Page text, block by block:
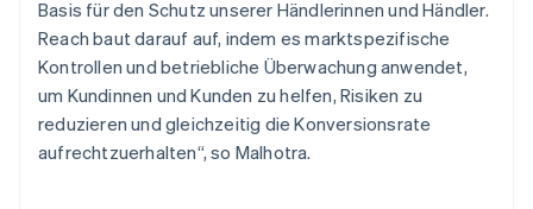
Basis für den Schutz unserer Händlerinnen und Händler.
Reach baut darauf auf, indem es marktspezifische
Kontrollen und betriebliche Überwachung anwendet,
um Kundinnen und Kunden zu helfen, Risiken zu
reduzieren und gleichzeitig die Konversionsrate
aufrechtzuerhalten“, so Malhotra.